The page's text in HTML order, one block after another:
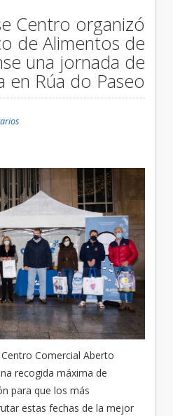
Centro organizó
de Alimentos de
una jornada de
en Rúa do Paseo
Comercial Aberto
recogida máxima de
para que los más
estas fechas de la mejor